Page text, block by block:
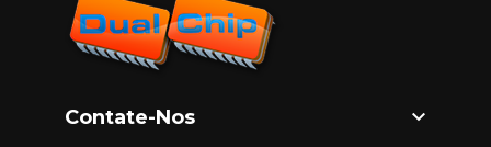
Contate-Nos 